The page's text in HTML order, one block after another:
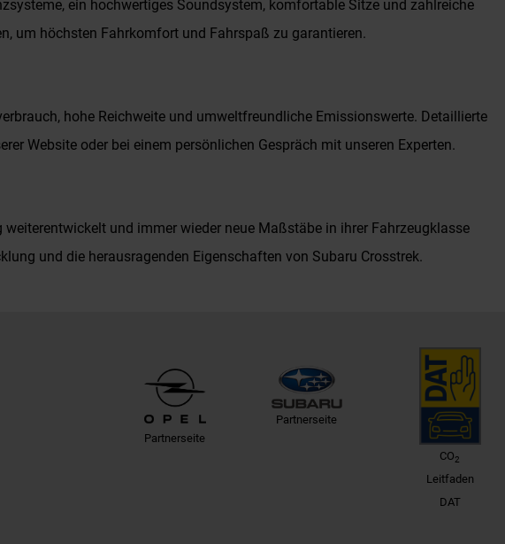
ein hochwertiges Soundsystem, komfortable Sitze und zahlreiche
um höchsten Fahrkomfort und Fahrspaß zu garantieren.
hohe Reichweite und umweltfreundliche Emissionswerte. Detaillierte
Website oder bei einem persönlichen Gespräch mit unseren Experten.
und immer wieder neue Maßstäbe in ihrer Fahrzeugklasse
und die herausragenden Eigenschaften von Subaru Crosstrek.
Partnerseite
Partnerseite
CO2
Leitfaden
DAT